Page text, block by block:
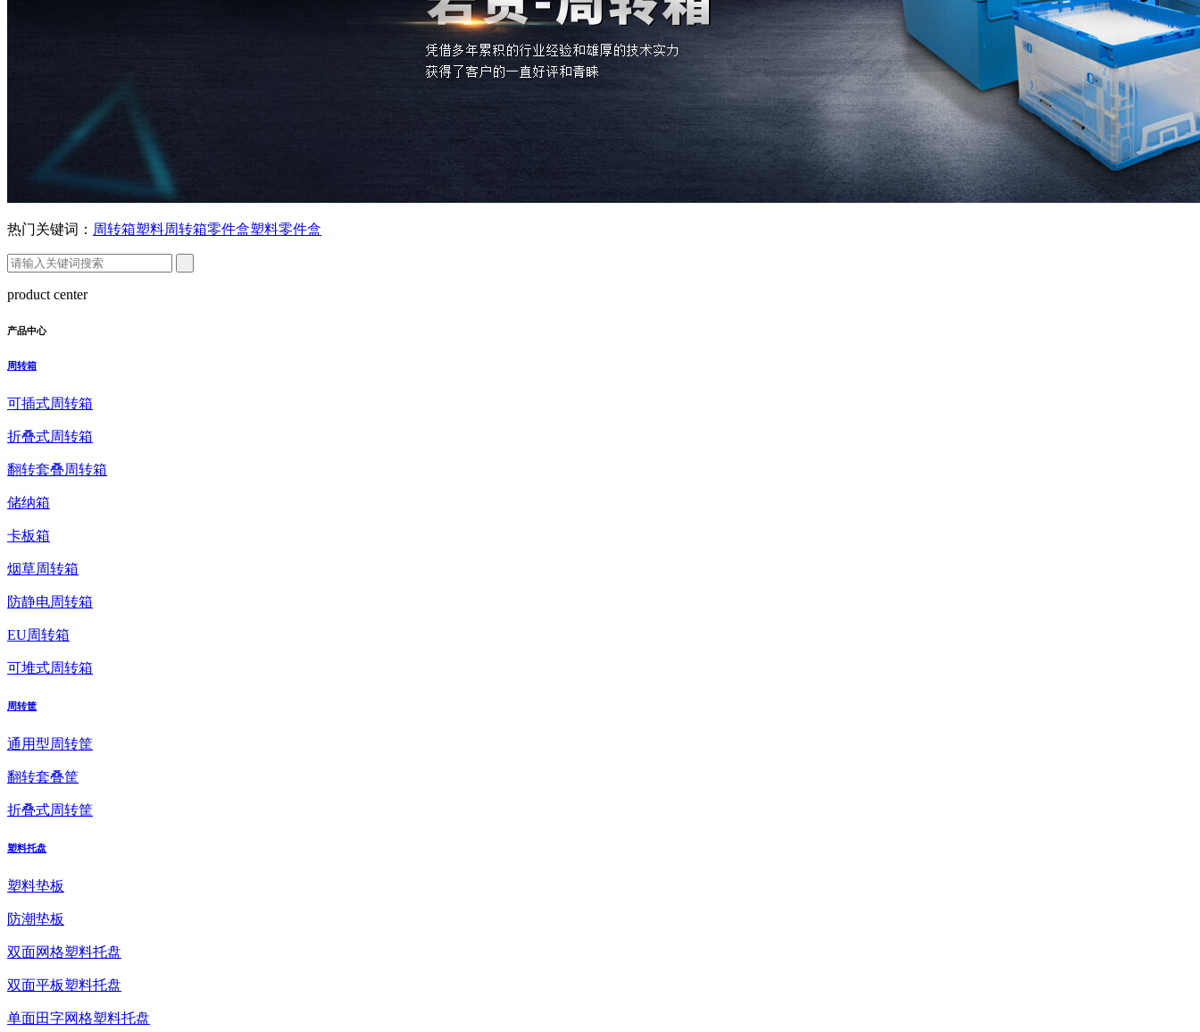
热门关键词： 周转箱塑料周转箱零件盒塑料零件盒
product center
产品中心
周转箱
可插式周转箱
折叠式周转箱
翻转套叠周转箱
储纳箱
卡板箱
烟草周转箱
防静电周转箱
EU周转箱
可堆式周转箱
周转筐
通用型周转筐
翻转套叠筐
折叠式周转筐
塑料托盘
塑料垫板
防潮垫板
双面网格塑料托盘
双面平板塑料托盘
单面田字网格塑料托盘